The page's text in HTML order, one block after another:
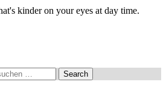
kinder on your eyes at day time.
Search